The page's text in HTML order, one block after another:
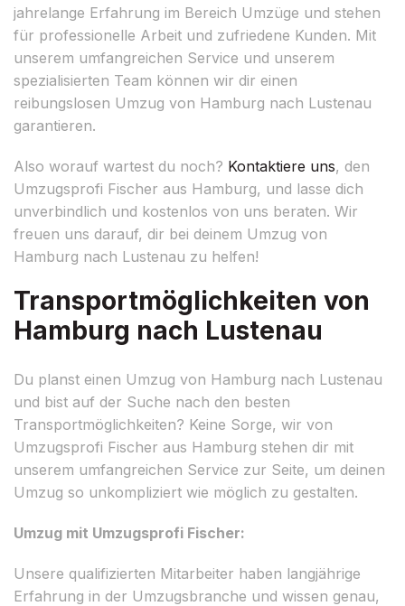
jahrelange Erfahrung im Bereich Umzüge und stehen
für professionelle Arbeit und zufriedene Kunden. Mit
unserem umfangreichen Service und unserem
spezialisierten Team können wir dir einen
reibungslosen Umzug von Hamburg nach Lustenau
garantieren.
Also worauf wartest du noch? Kontaktiere uns, den
Umzugsprofi Fischer aus Hamburg, und lasse dich
unverbindlich und kostenlos von uns beraten. Wir
freuen uns darauf, dir bei deinem Umzug von
Hamburg nach Lustenau zu helfen!
Transportmöglichkeiten von
Hamburg nach Lustenau
Du planst einen Umzug von Hamburg nach Lustenau
und bist auf der Suche nach den besten
Transportmöglichkeiten? Keine Sorge, wir von
Umzugsprofi Fischer aus Hamburg stehen dir mit
unserem umfangreichen Service zur Seite, um deinen
Umzug so unkompliziert wie möglich zu gestalten.
Umzug mit Umzugsprofi Fischer:
Unsere qualifizierten Mitarbeiter haben langjährige
Erfahrung in der Umzugsbranche und wissen genau,